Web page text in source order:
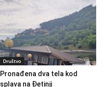
Društvo
Pronađena dva tela kod
splava na Đetinji